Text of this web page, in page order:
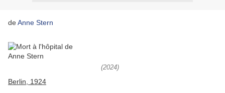
deAnne Stern
(2024)
Berlin, 1924